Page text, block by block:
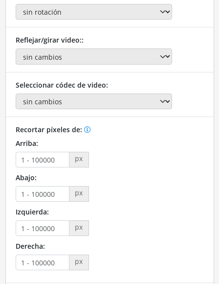
Reflejar/girar video::
Seleccionar códec de video:
Recortar píxeles de:
Arriba:
px
Abajo:
px
Izquierda:
px
Derecha:
px